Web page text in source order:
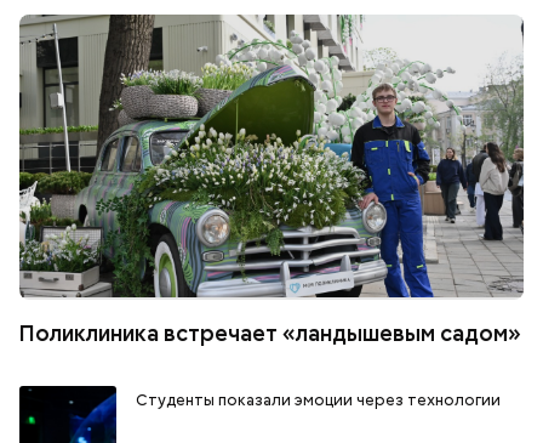
Поликлиника встречает «ландышевым садом»
Студенты показали эмоции через технологии